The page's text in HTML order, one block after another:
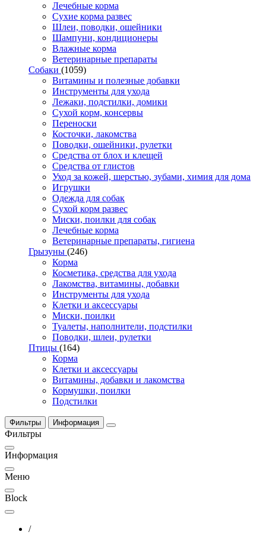
Лечебные корма
Сухие корма развес
Шлеи, поводки, ошейники
Шампуни, кондиционеры
Влажные корма
Ветеринарные препараты
Собаки (1059)
Витамины и полезные добавки
Инструменты для ухода
Лежаки, подстилки, домики
Сухой корм, консервы
Переноски
Косточки, лакомства
Поводки, ошейники, рулетки
Средства от блох и клещей
Средства от глистов
Уход за кожей, шерстью, зубами, химия для дома
Игрушки
Одежда для собак
Сухой корм развес
Миски, поилки для собак
Лечебные корма
Ветеринарные препараты, гигиена
Грызуны (246)
Корма
Косметика, средства для ухода
Лакомства, витамины, добавки
Инструменты для ухода
Клетки и аксессуары
Миски, поилки
Туалеты, наполнители, подстилки
Поводки, шлеи, рулетки
Птицы (164)
Корма
Клетки и аксессуары
Витамины, добавки и лакомства
Кормушки, поилки
Подстилки
Фильтры Информация
Фильтры
Информация
Меню
Block
/